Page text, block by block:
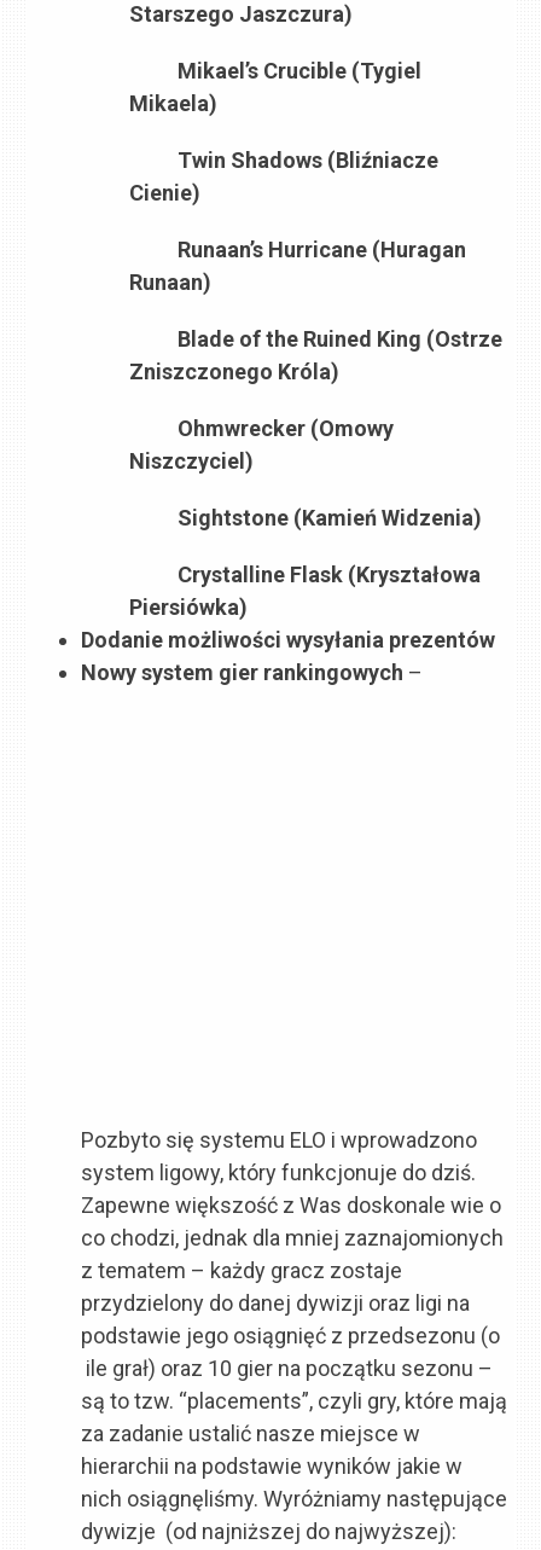
Starszego Jaszczura)
Mikael’s Crucible (Tygiel
Mikaela)
Twin Shadows (Bliźniacze
Cienie)
Runaan’s Hurricane (Huragan
Runaan)
Blade of the Ruined King (Ostrze
Zniszczonego Króla)
Ohmwrecker (Omowy
Niszczyciel)
Sightstone (Kamień Widzenia)
Crystalline Flask (Kryształowa
Piersiówka)
Dodanie możliwości wysyłania prezentów
Nowy system gier rankingowych –
Pozbyto się systemu ELO i wprowadzono
system ligowy, który funkcjonuje do dziś.
Zapewne większość z Was doskonale wie o
co chodzi, jednak dla mniej zaznajomionych
z tematem – każdy gracz zostaje
przydzielony do danej dywizji oraz ligi na
podstawie jego osiągnięć z przedsezonu (o
ile grał) oraz 10 gier na początku sezonu –
są to tzw. “placements”, czyli gry, które mają
za zadanie ustalić nasze miejsce w
hierarchii na podstawie wyników jakie w
nich osiągnęliśmy. Wyróżniamy następujące
dywizje (od najniższej do najwyższej):